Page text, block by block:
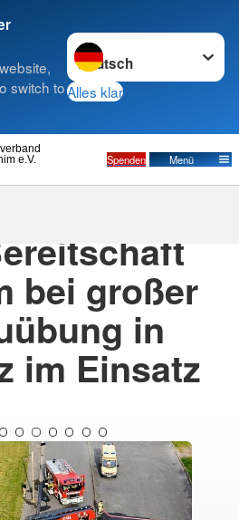
switch to
Sprache wechseln zu
Alles klar
e.V. Spenden Menü
bei großer
in
im Einsatz